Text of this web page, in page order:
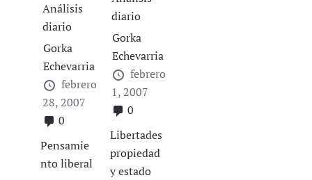
Análisis
diario
Gorka
Echevarria
febrero
28, 2007
0
Pensamie
nto liberal
diario
Gorka
Echevarria
febrero
1, 2007
0
Libertades
propiedad
y estado